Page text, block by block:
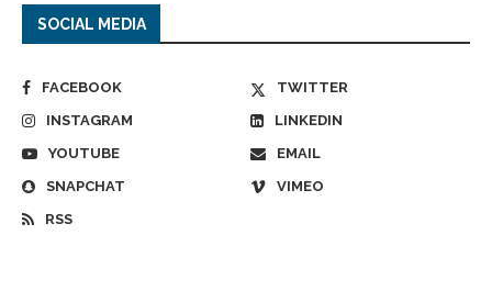
SOCIAL MEDIA
FACEBOOK
TWITTER
INSTAGRAM
LINKEDIN
YOUTUBE
EMAIL
SNAPCHAT
VIMEO
RSS